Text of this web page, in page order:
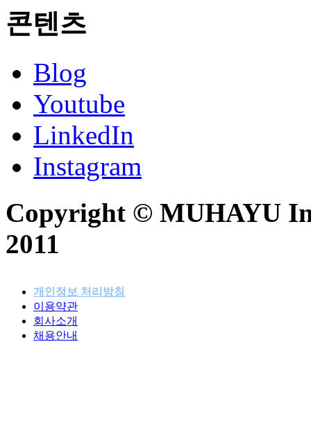
콘텐츠
Blog
Youtube
LinkedIn
Instagram
Copyright © MUHAYU
2011
개인정보 처리방침
이용약관
회사소개
채용안내